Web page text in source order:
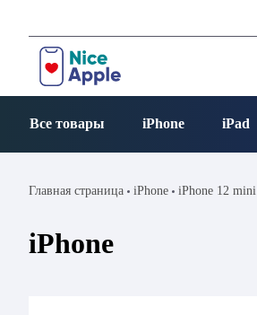
Все товары iPhone iPad
Главная страница iPhone iPhone 12 mini
iPhone